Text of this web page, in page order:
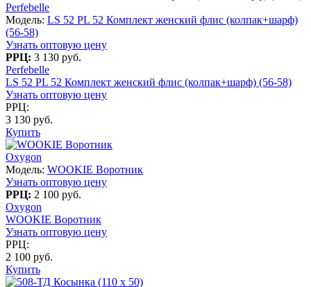
Perfebelle
Модель: LS 52 PL 52 Комплект женский флис (колпак+шарф)
(56-58)
Узнать оптовую цену
РРЦ: 3 130 руб.
Perfebelle
LS 52 PL 52 Комплект женский флис (колпак+шарф) (56-58)
Узнать оптовую цену
РРЦ:
3 130 руб.
Купить
Oxygon
Модель: WOOKIE Воротник
Узнать оптовую цену
РРЦ: 2 100 руб.
Oxygon
WOOKIE Воротник
Узнать оптовую цену
РРЦ:
2 100 руб.
Купить